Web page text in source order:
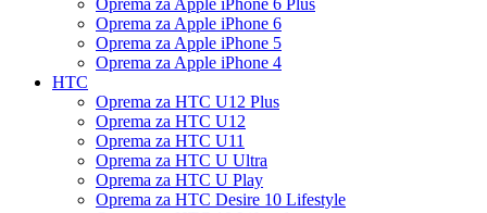
Oprema za Apple iPhone 6 Plus
Oprema za Apple iPhone 6
Oprema za Apple iPhone 5
Oprema za Apple iPhone 4
HTC
Oprema za HTC U12 Plus
Oprema za HTC U12
Oprema za HTC U11
Oprema za HTC U Ultra
Oprema za HTC U Play
Oprema za HTC Desire 10 Lifestyle